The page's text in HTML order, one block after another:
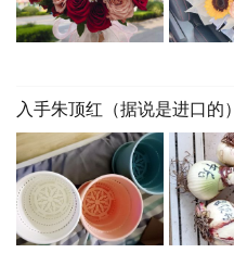
入手朱顶红（据说是进口的）